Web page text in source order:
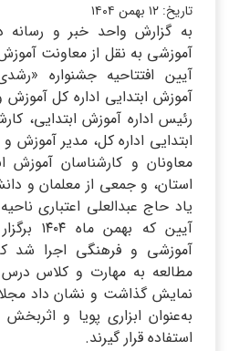
تاریخ: ۱۲ بهمن ۱۴۰۴
به گزارش واحد خبر و رسانه
آموزشی به نقل از معاونت
آیین افتتاحیه جشنواره
آموزش ابتدایی اداره کل
رئیس اداره آموزش ابتدایی،
معاونان و کارشناسان آموزش
استان، و جمعی از معلمان و
یاد حاج عبدالعلی اعتباری
آیین که
آموزشی و فرهنگی اجرا شد
مطالعه به مهارت و کلاس درس
نمایش گذاشت و نشان داد
به‌عنوان ابزاری پویا و
استفاده قرار گیرند.